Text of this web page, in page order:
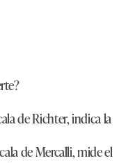
de Richter, indica la
de Mercalli, mide el